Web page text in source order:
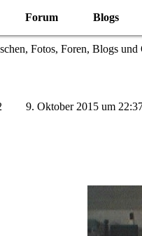
Forum Blogs
Fotos, Foren, Blogs und
9. Oktober 2015 um